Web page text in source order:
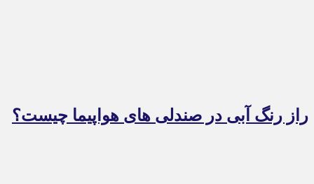
راز رنگ آبی در صندلی های هواپیما چیست؟